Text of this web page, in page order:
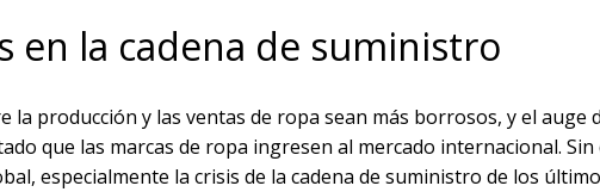
en la cadena de suministro
la producción y las ventas de ropa sean más borrosos, y el auge
que las marcas de ropa ingresen al mercado internacional.
especialmente la crisis de la cadena de suministro de los